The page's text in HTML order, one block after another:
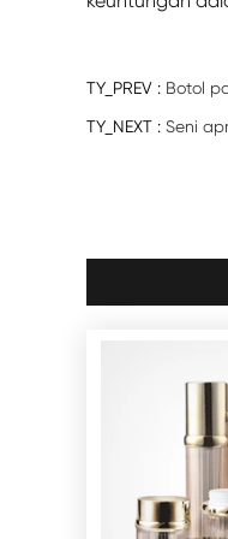
TY_PREV : Botol
TY_NEXT : Seni